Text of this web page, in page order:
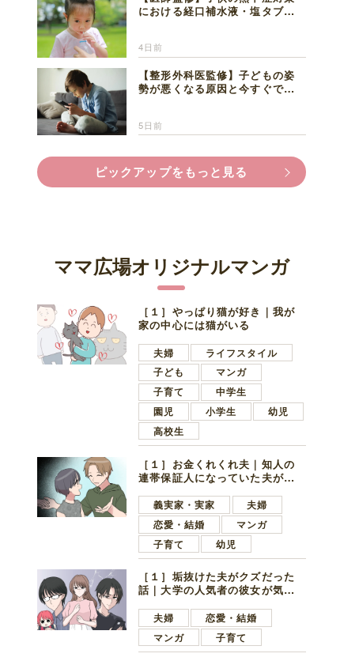
における経口補水液・塩タブレ
4日前
【整形外科医監修】子どもの姿
勢が悪くなる原因と今すぐでき
5日前
ピックアップをもっと見る
ママ広場オリジナルマンガ
［１］やっぱり猫が好き｜我が
家の中心には猫がいる
夫婦
ライフスタイル
子ども
マンガ
子育て
中学生
園児
小学生
幼児
高校生
［１］お金くれくれ夫｜知人の
連帯保証人になっていた夫が家
言ってきた
義実家・実家
夫婦
恋愛・結婚
マンガ
子育て
幼児
［１］垢抜けた夫がクズだった
話｜大学の人気者の彼女が気に
子学生
夫婦
恋愛・結婚
マンガ
子育て